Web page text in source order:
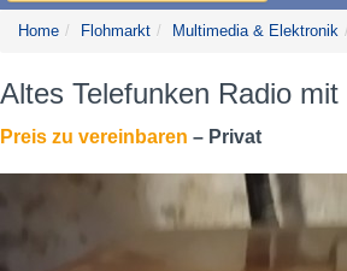
Home / Flohmarkt / Multimedia & Elektronik /
Altes Telefunken Radio
Preis zu vereinbaren – Privat